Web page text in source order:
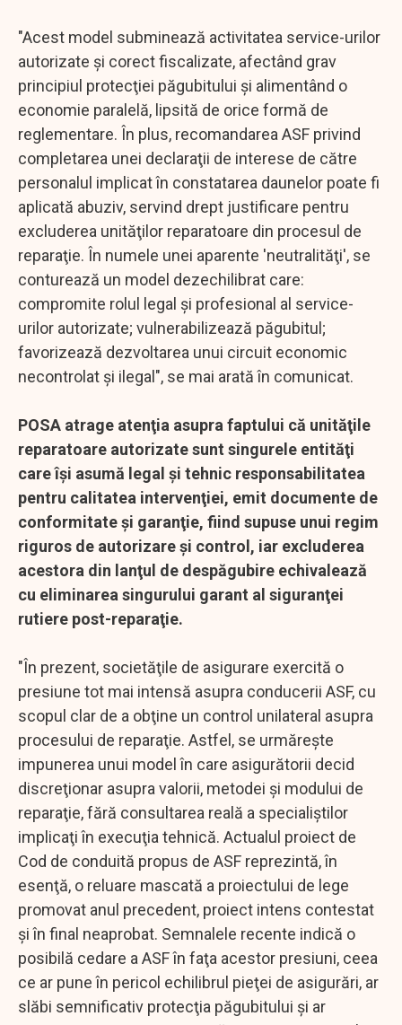
"Acest model subminează activitatea service-urilor
autorizate şi corect fiscalizate, afectând grav
principiul protecţiei păgubitului şi alimentând o
economie paralelă, lipsită de orice formă de
reglementare. În plus, recomandarea ASF privind
completarea unei declaraţii de interese de către
personalul implicat în constatarea daunelor poate fi
aplicată abuziv, servind drept justificare pentru
excluderea unităţilor reparatoare din procesul de
reparaţie. În numele unei aparente 'neutralităţi', se
conturează un model dezechilibrat care:
compromite rolul legal şi profesional al service-
urilor autorizate; vulnerabilizează păgubitul;
favorizează dezvoltarea unui circuit economic
necontrolat şi ilegal", se mai arată în comunicat.
POSA atrage atenţia asupra faptului că unităţile
reparatoare autorizate sunt singurele entităţi
care îşi asumă legal şi tehnic responsabilitatea
pentru calitatea intervenţiei, emit documente de
conformitate şi garanţie, fiind supuse unui regim
riguros de autorizare şi control, iar excluderea
acestora din lanţul de despăgubire echivalează
cu eliminarea singurului garant al siguranţei
rutiere post-reparaţie.
"În prezent, societăţile de asigurare exercită o
presiune tot mai intensă asupra conducerii ASF, cu
scopul clar de a obţine un control unilateral asupra
procesului de reparaţie. Astfel, se urmăreşte
impunerea unui model în care asigurătorii decid
discreţionar asupra valorii, metodei şi modului de
reparaţie, fără consultarea reală a specialiştilor
implicaţi în execuţia tehnică. Actualul proiect de
Cod de conduită propus de ASF reprezintă, în
esenţă, o reluare mascată a proiectului de lege
promovat anul precedent, proiect intens contestat
şi în final neaprobat. Semnalele recente indică o
posibilă cedare a ASF în faţa acestor presiuni, ceea
ce ar pune în pericol echilibrul pieţei de asigurări, ar
slăbi semnificativ protecţia păgubitului şi ar